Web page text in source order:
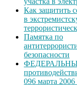
Как защитить
в
Памятка по
безопасности
096 марта